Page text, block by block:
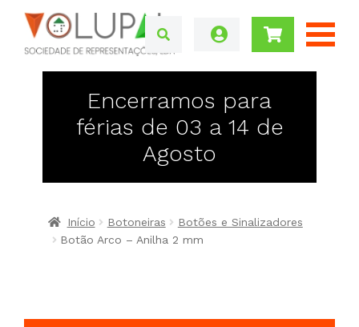
Encerramos para
férias de 03 a 14 de
Agosto
Início Botoneiras
Botões e Sinalizadores
Botão Arco – Anilha 2 mm